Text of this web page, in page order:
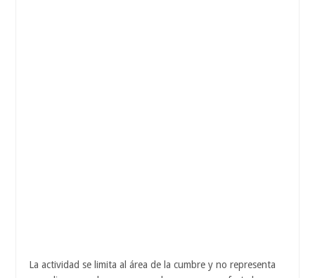
La actividad se limita al área de la cumbre y no representa